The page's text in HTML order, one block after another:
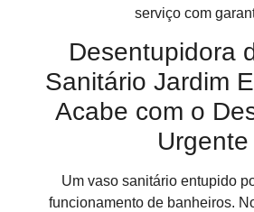
serviço com
Desentupidora
Sanitário Jardim
Acabe com o
Urgente
Um vaso sanitário entupido
funcionamento de banheiros.